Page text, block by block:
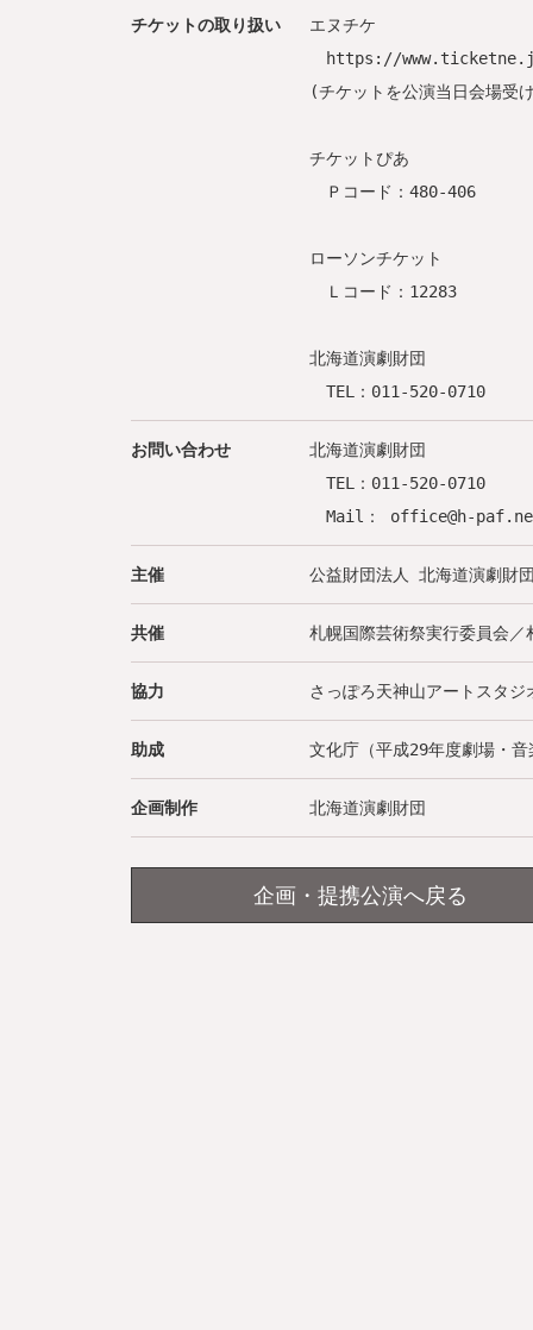
チケットの取り扱い
エヌチケ
https://
(チケットを公演当日会場受
チケットぴあ
Ｐコード：480-406
ローソンチケット
Ｌコード：12283
北海道演劇財団
TEL：011-520-0710
お問い合わせ
北海道演劇財団
TEL：011-520-0710
Mail： office@h-
主催 公益財団法人 北海道演劇財
共催 札幌国際芸術祭実行委員会／
協力 さっぽろ天神山アートスタジ
助成 文化庁（平成29年度劇場・
企画制作 北海道演劇財団
企画・提携公演へ戻る